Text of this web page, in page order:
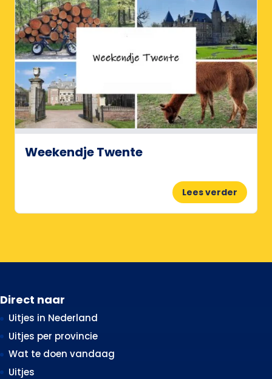
Weekendje Twente
Lees verder
Direct naar
Uitjes in Nederland
Uitjes per provincie
Wat te doen vandaag
Uitjes